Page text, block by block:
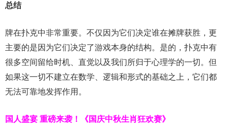
总结
牌在扑克中非常重要。不仅因为它们决定谁在摊牌获胜，更
主要的是因为它们决定了游戏本身的结构。是的，扑克中有
很多空间留给时机、直觉以及我们所归于心理学的一切。但
如果这一切不建立在数学、逻辑和形式的基础之上，它们都
无法可靠地发挥作用。
国人盛宴 重磅来袭！ 《国庆中秋生肖狂欢赛》